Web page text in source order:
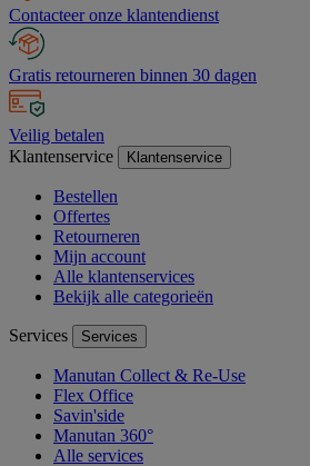
Contacteer onze klantendienst
Gratis retourneren binnen 30 dagen
Veilig betalen
Klantenservice
Klantenservice
Bestellen
Offertes
Retourneren
Mijn account
Alle klantenservices
Bekijk alle categorieën
Services Services
Manutan Collect & Re-Use
Flex Office
Savin'side
Manutan 360°
Alle services